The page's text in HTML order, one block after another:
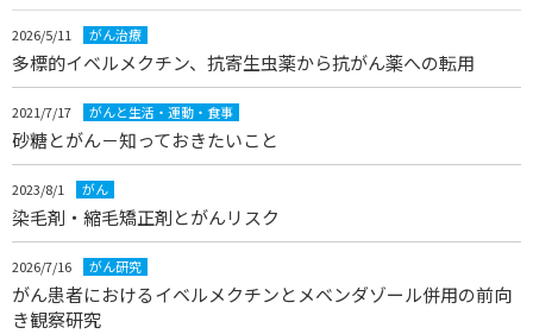
2026/5/11 がん治療
多標的イベルメクチン、抗寄生虫薬から抗がん薬への転用
2021/7/17 がんと生活・運動・食事
砂糖とがん－知っておきたいこと
2023/8/1 がん
染毛剤・縮毛矯正剤とがんリスク
2026/7/16 がん研究
がん患者におけるイベルメクチンとメベンダゾール併用の前向
き観察研究